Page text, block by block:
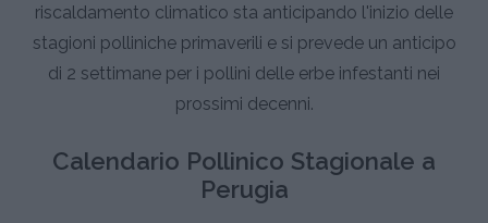
riscaldamento climatico sta anticipando l'inizio delle
stagioni polliniche primaverili e si prevede un anticipo
di 2 settimane per i pollini delle erbe infestanti nei
prossimi decenni.
Calendario Pollinico Stagionale a
Perugia